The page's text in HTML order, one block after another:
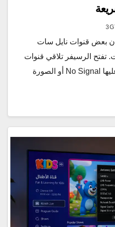
ناس كتير فوجئت في 2026 إن بعض قنوات نايل سات
تفتح الرسيفر تلاقي قنوات
شغالة وقنوات تانية مكتوب عليها No Signal أو الصورة